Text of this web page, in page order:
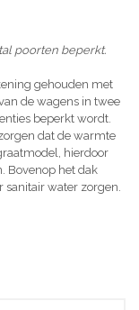
poorten beperkt.
gehouden met
de wagens in twee
beperkt wordt.
dat de warmte
hierdoor
Bovenop het dak
sanitair water zorgen.